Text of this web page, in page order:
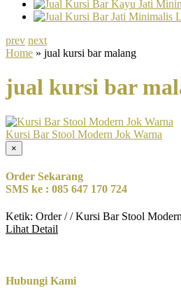
prev next
Home » jual kursi bar malang
jual kursi bar
Kursi Bar Stool Modern Jok Warna
×
Order Sekarang
SMS ke : 085 647 170 724
Ketik: Order / / Kursi Bar Stool
Lihat Detail
Hubungi Kami